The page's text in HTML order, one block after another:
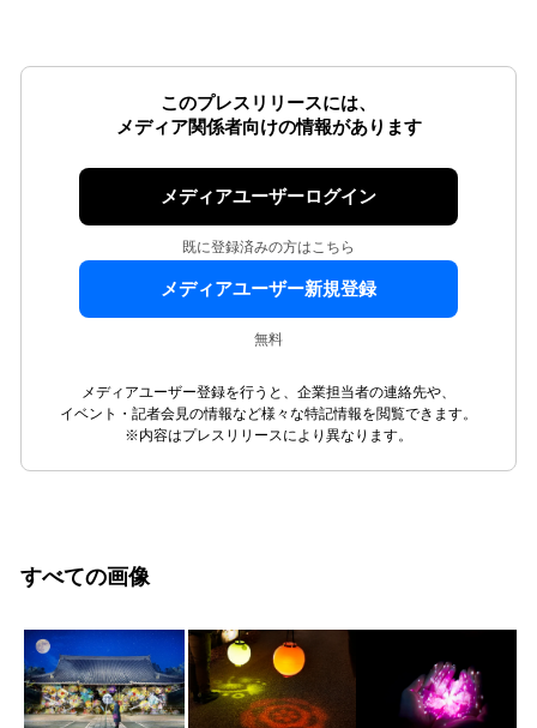
このプレスリリースには、
メディア関係者向けの情報があります
メディアユーザーログイン
既に登録済みの方はこちら
メディアユーザー新規登録
無料
メディアユーザー登録を行うと、企業担当者の連絡先や、
イベント・記者会見の情報など様々な特記情報を閲覧できます。
※内容はプレスリリースにより異なります。
すべての画像